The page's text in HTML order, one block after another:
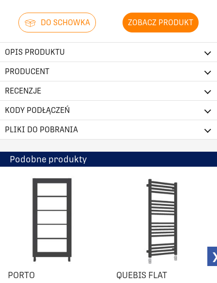
DO SCHOWKA ZOBACZ PRODUKT
OPIS PRODUKTU
PRODUCENT
RECENZJE
KODY PODŁĄCZEŃ
PLIKI DO POBRANIA
Podobne produkty
PORTO QUEBIS FLAT